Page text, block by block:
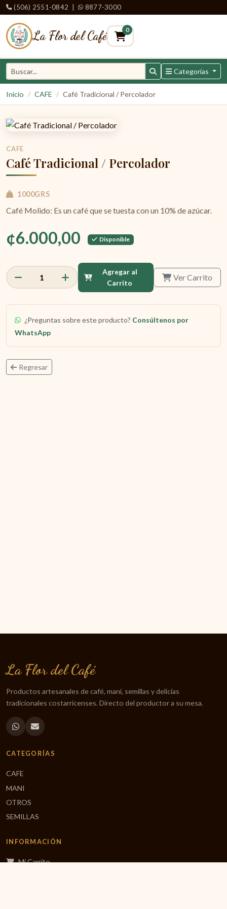
(506) 2551-0842 8877-3000
La Flor del Café 0
Categorías
Inicio CAFE Café Tradicional / Percolador
CAFE
Café Tradicional / Percolador
1000GRS
Café Molido: Es un café que se tuesta con un 10% de azúcar.
¢6.000,00 Disponible
1
Agregar al
Carrito
Ver Carrito
¿Preguntas sobre este producto? Consúltenos por
WhatsApp
Regresar
La Flor del Café
Productos artesanales de café, maní, semillas y delicias
tradicionales costarricenses. Directo del productor a su mesa.
CATEGORÍAS
CAFE
MANI
OTROS
SEMILLAS
INFORMACIÓN
Mi Carrito